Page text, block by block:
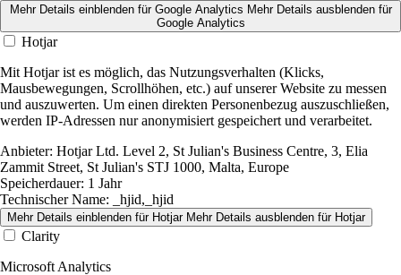
Mehr Details einblendenfür Google Analytics Mehr Details ausblendenfür
Google Analytics
Hotjar
Mit Hotjar ist es möglich, das Nutzungsverhalten (Klicks,
Mausbewegungen, Scrollhöhen, etc.) auf unserer Website zu messen
und auszuwerten. Um einen direkten Personenbezug auszuschließen,
werden IP-Adressen nur anonymisiert gespeichert und verarbeitet.
Anbieter: Hotjar Ltd. Level 2, St Julian's Business Centre, 3, Elia
Zammit Street, St Julian's STJ 1000, Malta, Europe
Speicherdauer: 1 Jahr
Technischer Name: _hjid,_hjid
Mehr Details einblenden für Hotjar Mehr Details ausblenden für Hotjar
Clarity
Microsoft Analytics